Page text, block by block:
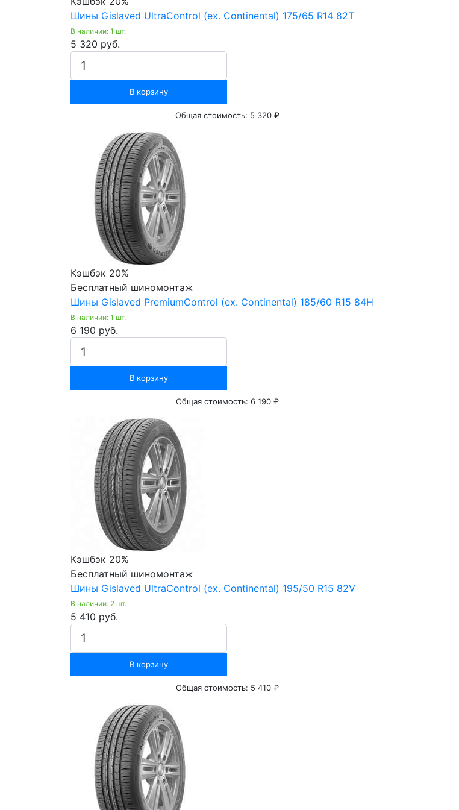
Шины Gislaved UltraControl (ex. Continental) 175/65 R14 82T
В наличии: 1 шт.
5 320 руб.
В корзину
Общая стоимость: 5 320 ₽
Кэшбэк 20%
Бесплатный шиномонтаж
Шины Gislaved PremiumControl (ex. Continental) 185/60 R15 84H
В наличии: 1 шт.
6 190 руб.
В корзину
Общая стоимость: 6 190 ₽
Кэшбэк 20%
Бесплатный шиномонтаж
Шины Gislaved UltraControl (ex. Continental) 195/50 R15 82V
В наличии: 2 шт.
5 410 руб.
В корзину
Общая стоимость: 5 410 ₽